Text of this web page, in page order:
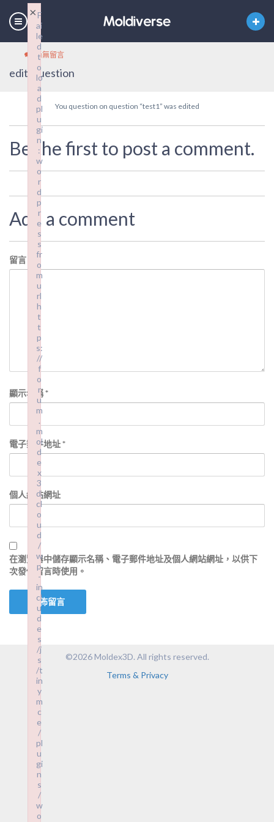
尚無留言
edit_question
You question on question “test1” was edited
Be the first to post a comment.
Add a comment
留言
顯示名稱*
電子郵件地址*
個人網站網址
在瀏覽器中儲存顯示名稱、電子郵件地址及個人網站網址，以供下
次發佈留言時使用。
©2026 Moldex3D. All rights reserved.
Terms & Privacy
F
ai
le
d
t
o
lo
a
d
pl
u
gi
n
:
w
o
r
d
p
r
e
s
s
fr
o
m
u
rl
h
t
t
p
s:
//
f
o
r
u
m
.
m
ol
d
e
x
3
d.
cl
o
u
d
/
w
p
-
in
cl
u
d
e
s
/j
s
/t
in
y
m
c
e
/
pl
u
gi
n
s
/
w
o
×